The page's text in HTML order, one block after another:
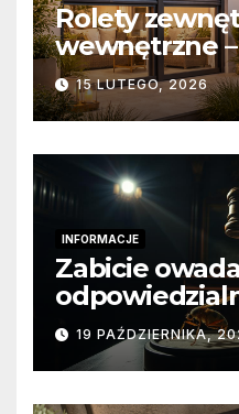
Rolety
wewnętrzne
różnice
funkcjonalne
15 LUTEGO, 2026
INFORMACJE
Zabicie
wygląda to w
19 PAŹDZIERNIKA,